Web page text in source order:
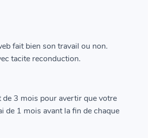
fait bien son travail ou non.
tacite reconduction.
de 3 mois pour avertir que votre
de 1 mois avant la fin de chaque